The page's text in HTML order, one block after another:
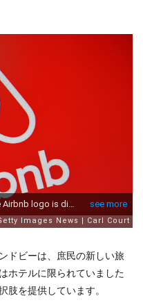
ドビーは、庶民の新しい旅
ホテルに限られていました
肢を提供しています。